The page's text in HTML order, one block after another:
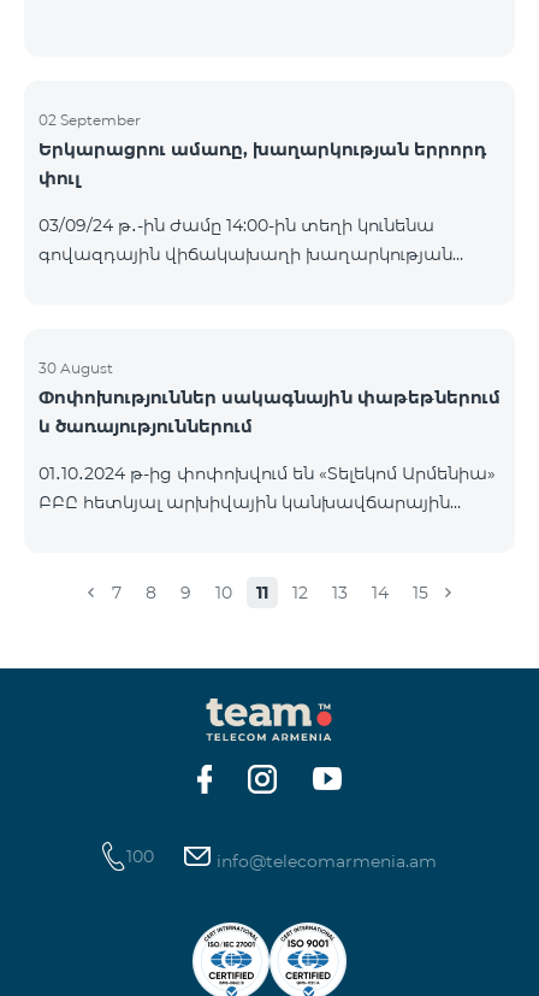
02 September
Երկարացրու ամառը, խաղարկության երրորդ
փուլ
03/09/24 թ․-ին ժամը 14:00-ին տեղի կունենա
գովազդային վիճակախաղի խաղարկության
քարտի` TeamTok կանխավճարային
սակագնային փաթեթի հեռախոսահամարով։
Հաղթող հեռախոսահամարներն ընտրվելու են
Հետևեք մեզ Team-ի Facebook-յան և YouTube-յան
ալիքների պաշտոնական էջերում: Մանրամասն
30 August
Փոփոխություններ սակագնային փաթեթներում
և ծառայություններում
01․10․2024 թ-ից փոփոխվում են «Տելեկոմ Արմենիա»
ԲԲԸ հետևյալ արխիվային կանխավճարային
հաշվեկշռին բավարար գումար լինելու դեպքում
գանձման պահին հաշվեկշռին չլինի բավարար
գումար, ապա Տարբերակ 1 կամ Տարբերակ 2
ծառայությունները ավտոմատ չեն երկարաձգվի:
Ծառայությունները նորից կվերաակտիվանան,
երբ հաշվեկշռին լինի միանվագ ամբողջական
7 8 9 10 11 12 13 14 15
100 info@telecomarmenia.am